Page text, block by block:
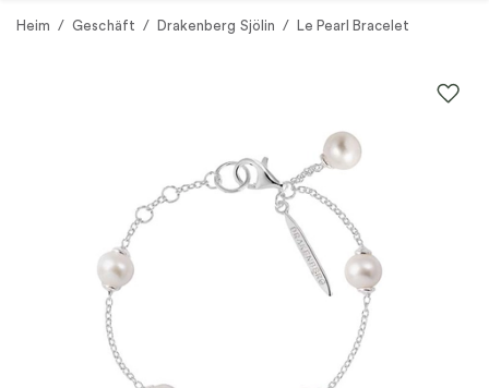
Heim / Geschäft / Drakenberg Sjölin / Le Pearl Bracelet